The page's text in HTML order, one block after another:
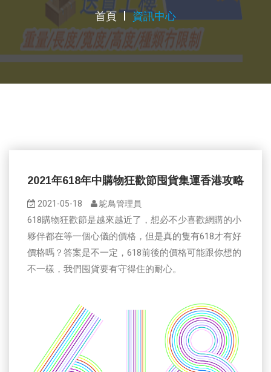
首頁 資訊中心
2021年618年中購物狂歡節囤貨集運香港攻略
2021-05-18 鴕鳥管理員
618購物狂歡節是越來越近了，想必不少喜歡網購的小
夥伴都在等一個心儀的價格，但是真的隻有618才有好
價格嗎？答案是不一定，618前後的價格可能跟你想的
不一樣，我們囤貨要有守得住的耐心。